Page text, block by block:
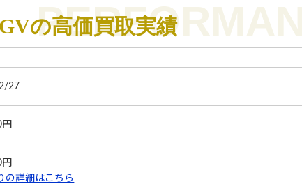
の高価買取実績
27
円
の詳細はこちら